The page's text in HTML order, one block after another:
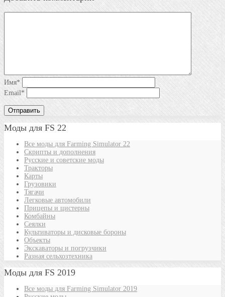
Имя*
Email*
Моды для FS 22
Все моды для Farming Simulator 22
Скрипты и дополнения
Русские и советские моды
Тракторы
Карты
Грузовики
Тягачи
Легковые автомобили
Прицепы и цистерны
Комбайны
Сеялки
Культиваторы и дисковые бороны
Объекты
Экскаваторы и погрузчики
Разная сельхозтехника
Моды для FS 2019
Все моды для Farming Simulator 2019